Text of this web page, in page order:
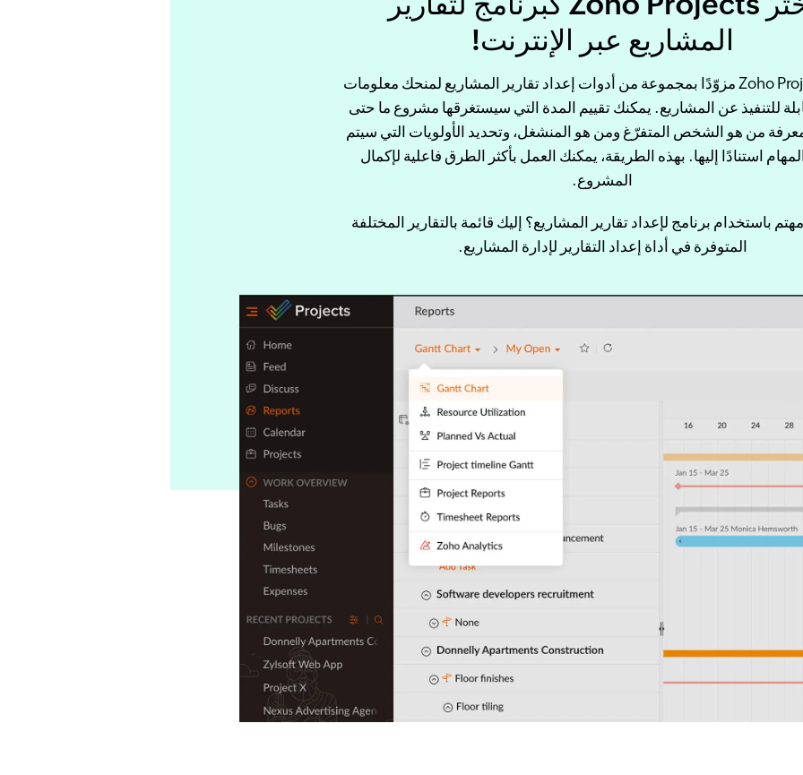
المشاريع عبر الإنترنت!
يأتي Zoho Projects مزوّدًا بمجموعة من أدوات إعداد تقارير المشاريع لمنحك معلومات
للتنفيذ عن المشاريع. يمكنك تقييم المدة التي سيستغرقها مشروع ما حتى
من هو الشخص المتفرّغ ومن هو المنشغل، وتحديد الأولويات التي سيتم
استنادًا إليها. بهذه الطريقة، يمكنك العمل بأكثر الطرق فاعلية لإكمال
المشروع.
باستخدام برنامج لإعداد تقارير المشاريع؟ إليك قائمة بالتقارير المختلفة
المتوفرة في أداة إعداد التقارير لإدارة المشاريع.